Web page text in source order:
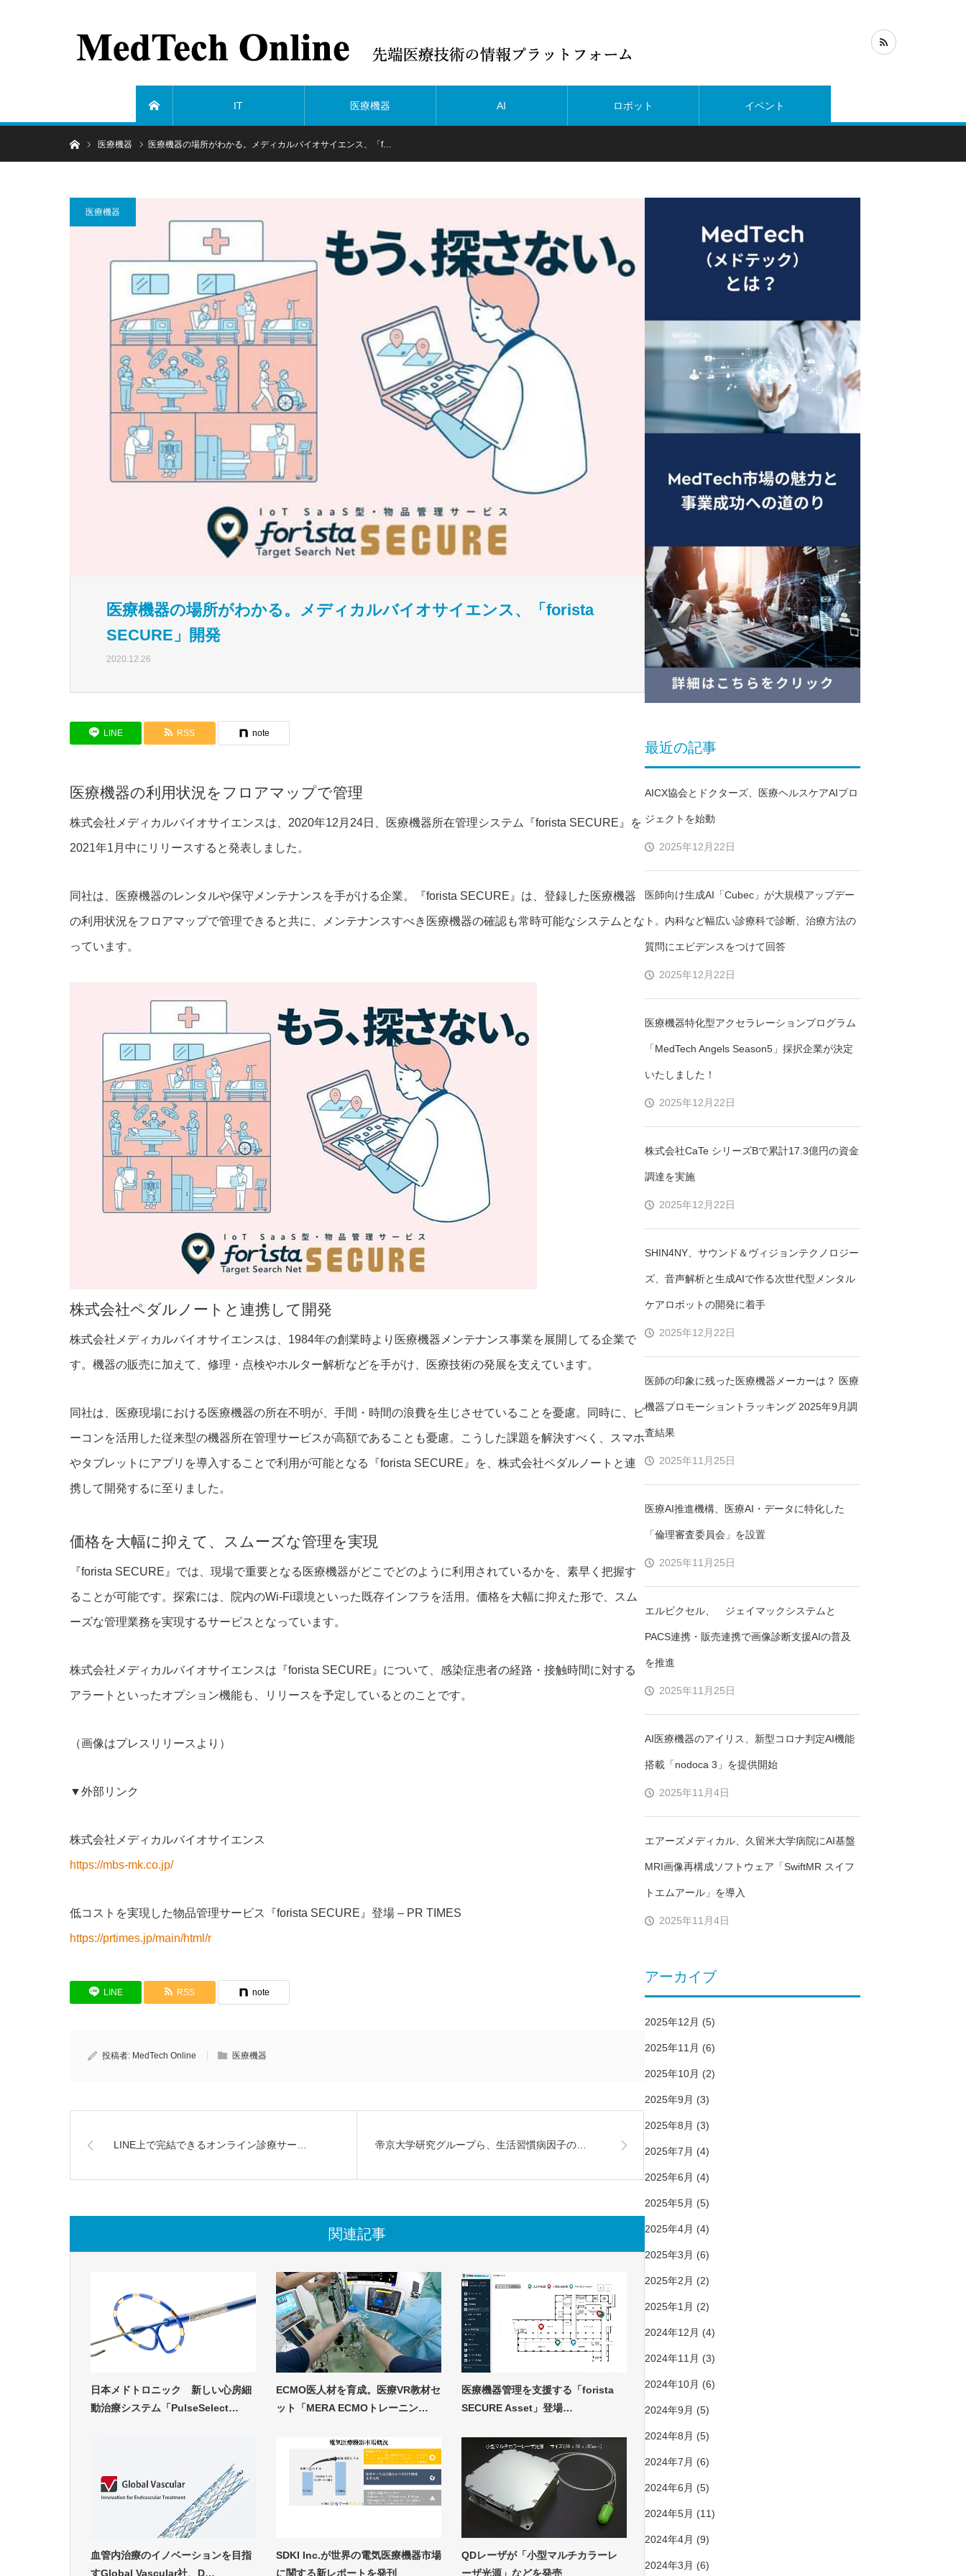
IT 医療機器 AI ロボット イベント
ホーム医療機器 医療機器の場所がわかる。メディカルバイオサイエンス、「f…
医療機器
医療機器の場所がわかる。メディカルバイオサイエンス、「forista
SECURE」開発
2020.12.26
LINE RSS note
医療機器の利用状況をフロアマップで管理
株式会社メディカルバイオサイエンスは、2020年12月24日、医療機器所在管理システム『forista SECURE』を
2021年1月中にリリースすると発表しました。
同社は、医療機器のレンタルや保守メンテナンスを手がける企業。『forista SECURE』は、登録した医療機器
の利用状況をフロアマップで管理できると共に、メンテナンスすべき医療機器の確認も常時可能なシステムとな
っています。
株式会社ペダルノートと連携して開発
株式会社メディカルバイオサイエンスは、1984年の創業時より医療機器メンテナンス事業を展開してる企業で
す。機器の販売に加えて、修理・点検やホルター解析などを手がけ、医療技術の発展を支えています。
同社は、医療現場における医療機器の所在不明が、手間・時間の浪費を生じさせていることを憂慮。同時に、ビ
ーコンを活用した従来型の機器所在管理サービスが高額であることも憂慮。こうした課題を解決すべく、スマホ
やタブレットにアプリを導入することで利用が可能となる『forista SECURE』を、株式会社ペダルノートと連
携して開発するに至りました。
価格を大幅に抑えて、スムーズな管理を実現
『forista SECURE』では、現場で重要となる医療機器がどこでどのように利用されているかを、素早く把握す
ることが可能です。探索には、院内のWi-Fi環境といった既存インフラを活用。価格を大幅に抑えた形で、スム
ーズな管理業務を実現するサービスとなっています。
株式会社メディカルバイオサイエンスは『forista SECURE』について、感染症患者の経路・接触時間に対する
アラートといったオプション機能も、リリースを予定しているとのことです。
（画像はプレスリリースより）
▼外部リンク
株式会社メディカルバイオサイエンス
https://mbs-mk.co.jp/
低コストを実現した物品管理サービス『forista SECURE』登場 – PR TIMES
https://prtimes.jp/main/html/r
LINE RSS note
投稿者: MedTech Online 医療機器
LINE上で完結できるオンライン診療サー… 帝京大学研究グループら、生活習慣病因子の…
関連記事
日本メドトロニック 新しい心房細
動治療システム「PulseSelect…
ECMO医人材を育成。医療VR教材セ
ット「MERA ECMOトレーニン…
医療機器管理を支援する「forista
SECURE Asset」登場…
血管内治療のイノベーションを目指
すGlobal Vascular社、D…
SDKI Inc.が世界の電気医療機器市場
に関する新レポートを発刊
QDレーザが「小型マルチカラーレ
ーザ光源」などを発売
最近の記事
AICX協会とドクターズ、医療ヘルスケアAIプロ
ジェクトを始動
2025年12月22日
医師向け生成AI「Cubec」が大規模アップデー
ト。内科など幅広い診療科で診断、治療方法の
質問にエビデンスをつけて回答
2025年12月22日
医療機器特化型アクセラレーションプログラム
「MedTech Angels Season5」採択企業が決定
いたしました！
2025年12月22日
株式会社CaTe シリーズBで累計17.3億円の資金
調達を実施
2025年12月22日
SHIN4NY、サウンド＆ヴィジョンテクノロジー
ズ、音声解析と生成AIで作る次世代型メンタル
ケアロボットの開発に着手
2025年12月22日
医師の印象に残った医療機器メーカーは？ 医療
機器プロモーショントラッキング 2025年9月調
査結果
2025年11月25日
医療AI推進機構、医療AI・データに特化した
「倫理審査委員会」を設置
2025年11月25日
エルピクセル、 ジェイマックシステムと
PACS連携・販売連携で画像診断支援AIの普及
を推進
2025年11月25日
AI医療機器のアイリス、新型コロナ判定AI機能
搭載「nodoca 3」を提供開始
2025年11月4日
エアーズメディカル、久留米大学病院にAI基盤
MRI画像再構成ソフトウェア「SwiftMR スイフ
トエムアール」を導入
2025年11月4日
アーカイブ
2025年12月 (5)
2025年11月 (6)
2025年10月 (2)
2025年9月 (3)
2025年8月 (3)
2025年7月 (4)
2025年6月 (4)
2025年5月 (5)
2025年4月 (4)
2025年3月 (6)
2025年2月 (2)
2025年1月 (2)
2024年12月 (4)
2024年11月 (3)
2024年10月 (6)
2024年9月 (5)
2024年8月 (5)
2024年7月 (6)
2024年6月 (5)
2024年5月 (11)
2024年4月 (9)
2024年3月 (6)